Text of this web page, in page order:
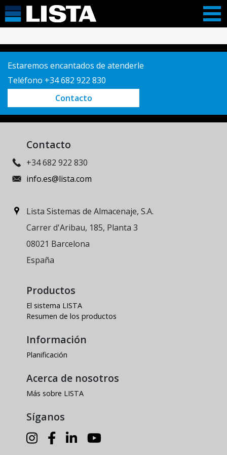
Estaremos encantados de atenderle
Teléfono +34 682 922 830
Contacto
Contacto
+34 682 922 830
info.es@lista.com
Lista Sistemas de Almacenaje, S.A.
Carrer d'Aribau, 185, Planta 3
08021 Barcelona
España
Productos
El sistema LISTA
Resumen de los productos
Información
Planificación
Acerca de nosotros
Más sobre LISTA
Síganos